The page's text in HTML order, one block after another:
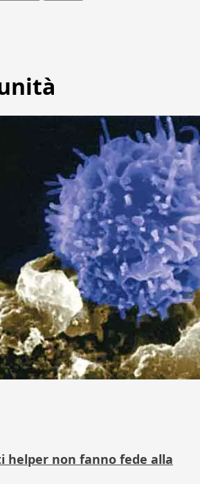
helper non fanno fede alla